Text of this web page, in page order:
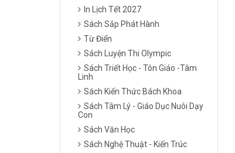
In Lịch Tết 2027
Sách Sắp Phát Hành
Từ Điển
Sách Luyện Thi Olympic
Sách Triết Học - Tôn Giáo -Tâm
Linh
Sách Kiến Thức Bách Khoa
Sách Tâm Lý - Giáo Dục Nuôi Dạy
Con
Sách Văn Học
Sách Nghệ Thuật - Kiến Trúc